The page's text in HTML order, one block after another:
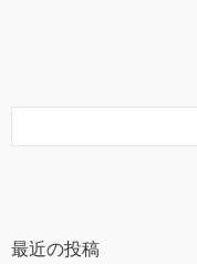
最近の投稿